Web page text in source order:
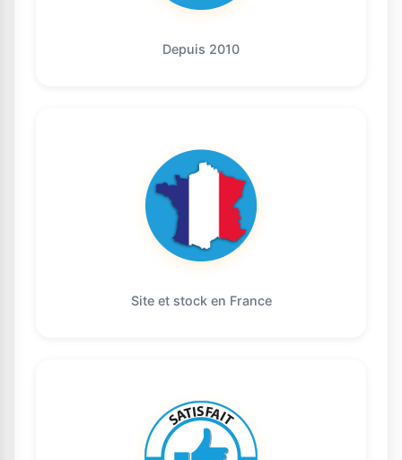
Depuis 2010
Site et stock en France